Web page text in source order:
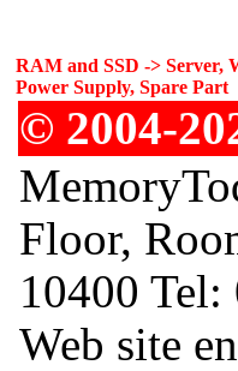
RAM and SSD -> Server,
Power Supply, Spare Part
© 2004-
Floor,
10400
Web site